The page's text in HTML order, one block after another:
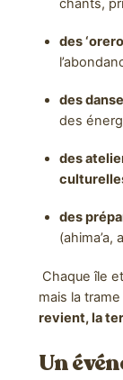
chants,
des ‘orero
des
des
des
des
(ahima’a,
Chaque île
mais la
revient, la
Un